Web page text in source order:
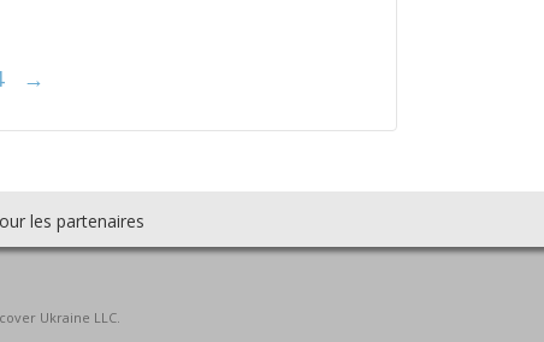
→
les partenaires
Ukraine LLC.